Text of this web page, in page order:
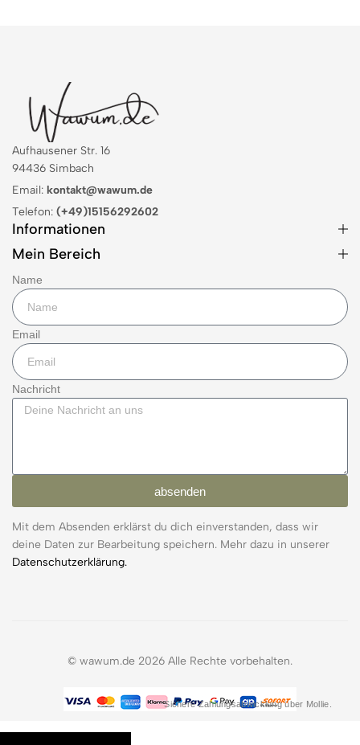
Aufhausener Str. 16
94436 Simbach
Email: kontakt@wawum.de
Telefon: (+49)15156292602
Informationen
Mein Bereich
Name
Email
Nachricht
absenden
Mit dem Absenden erklärst du dich einverstanden, dass wir
deine Daten zur Bearbeitung speichern. Mehr dazu in unserer
Datenschutzerklärung.
© wawum.de 2026 Alle Rechte vorbehalten.
Sichere Zahlungsabwicklung über Mollie.